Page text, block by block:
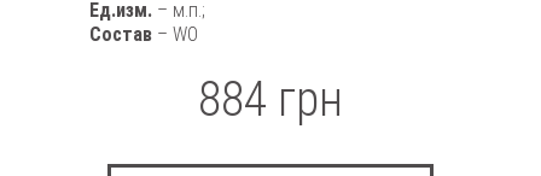
Ед.изм. – м.п.;
Состав – WO
884 грн